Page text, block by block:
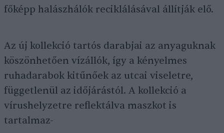
főképp halászhálók reciklálásával állítják elő.
Az új kollekció tartós darabjai az anyaguknak
köszönhetően vízállók, így a kényelmes
ruhadarabok kitűnőek az utcai viseletre,
függetlenül az időjárástól. A kollekció a
vírushelyzetre reflektálva maszkot is
tartalmaz-